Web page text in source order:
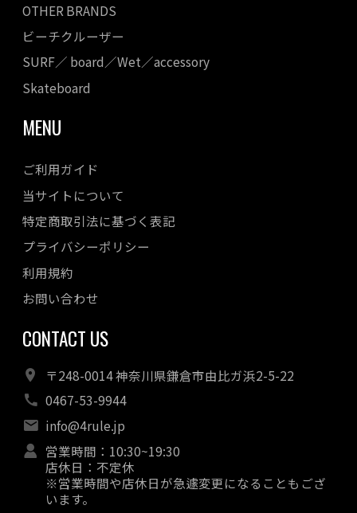
OTHER BRANDS
ビーチクルーザー
SURF／ board／Wet／accessory
Skateboard
MENU
ご利用ガイド
当サイトについて
特定商取引法に基づく表記
プライバシーポリシー
利用規約
お問い合わせ
CONTACT US
〒248-0014 神奈川県鎌倉市由比ガ浜2-5-22
0467-53-9944
info@4rule.jp
営業時間：10:30~19:30
店休日：不定休
※営業時間や店休日が急遽変更になることもござ
います。